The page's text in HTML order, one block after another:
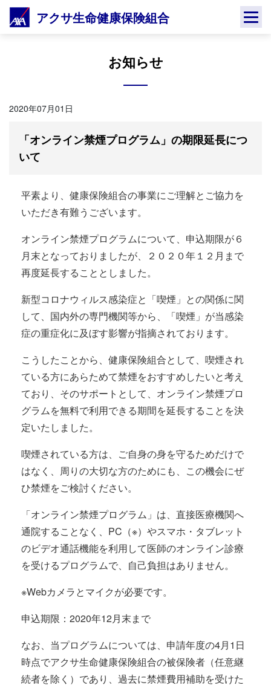
Skip
アクサ生命健康保険組合
お知らせ
2020年07月01日
「オンライン禁煙プログラム」の期限延長につ
いて
平素より、健康保険組合の事業にご理解とご協力を
いただき有難うございます。
オンライン禁煙プログラムについて、申込期限が６
月末となっておりましたが、２０２０年１２月まで
再度延長することとしました。
新型コロナウィルス感染症と「喫煙」との関係に関
して、国内外の専門機関等から、「喫煙」が当感染
症の重症化に及ぼす影響が指摘されております。
こうしたことから、健康保険組合として、喫煙され
ている方にあらためて禁煙をおすすめしたいと考え
ており、そのサポートとして、オンライン禁煙プロ
グラムを無料で利用できる期間を延長することを決
定いたしました。
喫煙されている方は、ご自身の身を守るためだけで
はなく、周りの大切な方のためにも、この機会にぜ
ひ禁煙をご検討ください。
「オンライン禁煙プログラム」は、直接医療機関へ
通院することなく、 PC （※）やスマホ・タブレット
のビデオ通話機能を利用して医師のオンライン診療
を受けるプログラムで、自己負担はありません。
※Webカメラとマイクが必要です。
申込期限： 2020年12月末まで
なお、当プログラムについては、申請年度の4月1 日
時点でアクサ生命健康保険組合の被保険者（任意継
続者を除く）であり、過去に禁煙費用補助を受けた